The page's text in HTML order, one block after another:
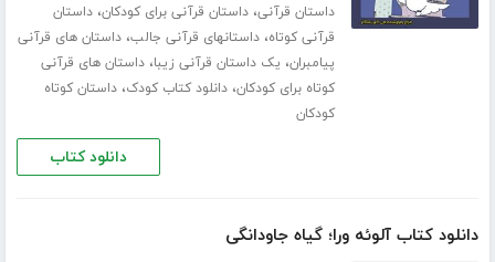
داستان قرآنی،داستان قرآنی برای کودکان،داستان
قرآنی کوتاه،داستانهای قرآنی جالب،داستان های قرآنی
پیامبران، یک داستان قرآنی زیبا،داستان های قرآنی
کوتاه برای کودکان،دانلود کتاب کودک،داستان کوتاه
کودکان
دانلود کتاب
دانلود کتاب آلوئه ورا؛ گیاه جاودانگی